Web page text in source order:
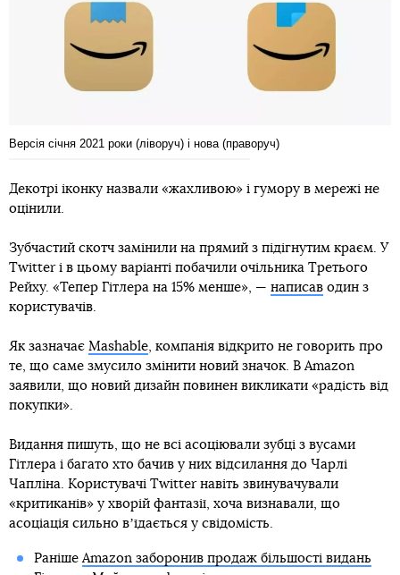
Версія січня 2021 роки (ліворуч) і нова (праворуч)
Декотрі іконку назвали «жахливою» і гумору в мережі не
оцінили.
Зубчастий скотч замінили на прямий з підігнутим краєм. У
Twitter і в цьому варіанті побачили очільника Третього
Рейху. «Тепер Гітлера на 15% менше», — написав один з
користувачів.
Як зазначає Mashable , компанія відкрито не говорить про
те, що саме змусило змінити новий значок. В Amazon
заявили, що новий дизайн повинен викликати «радість від
покупки».
Видання пишуть, що не всі асоціювали зубці з вусами
Гітлера і багато хто бачив у них відсилання до Чарлі
Чапліна. Користувачі Twitter навіть звинувачували
«критиканів» у хворій фантазії, хоча визнавали, що
асоціація сильно вʼїдається у свідомість.
Раніше Amazon заборонив продаж більшості видань